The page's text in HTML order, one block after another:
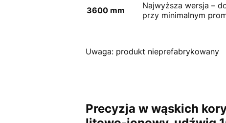
3600 mm
Najwyższa wersja –
przy minimalnym
Uwaga: produkt nieprefabrykowany
Precyzja w wąskich